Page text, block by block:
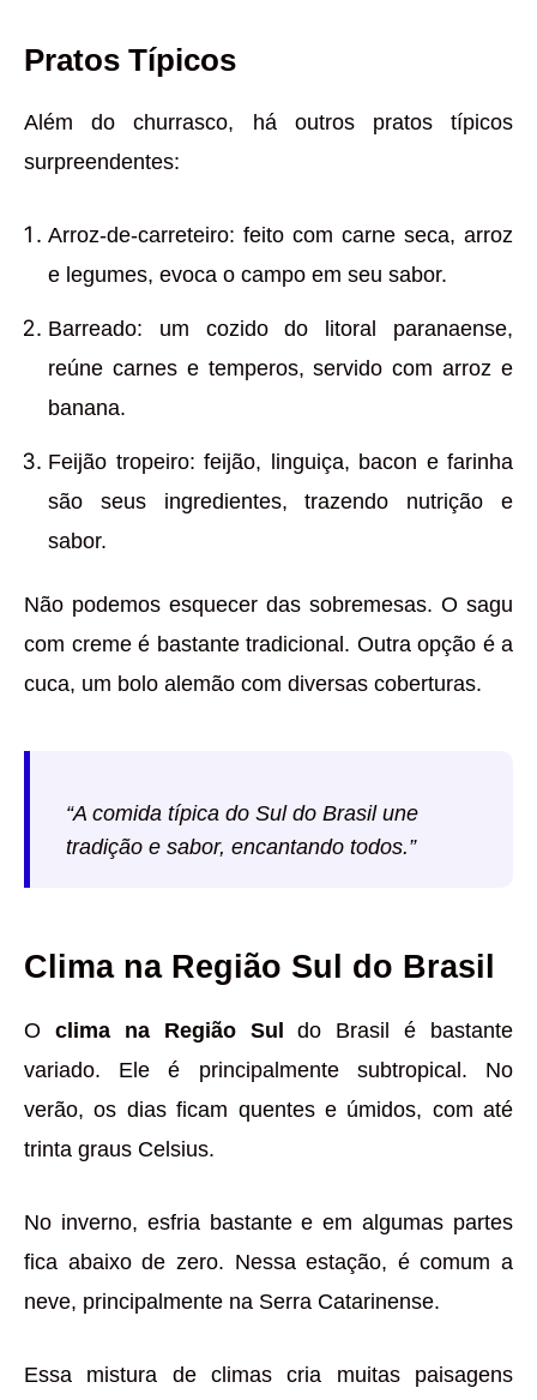
Pratos Típicos
Além do churrasco, há outros pratos típicos
surpreendentes:
Arroz-de-carreteiro: feito com carne seca, arroz
e legumes, evoca o campo em seu sabor.
Barreado: um cozido do litoral paranaense,
reúne carnes e temperos, servido com arroz e
banana.
Feijão tropeiro: feijão, linguiça, bacon e farinha
são seus ingredientes, trazendo nutrição e
sabor.
Não podemos esquecer das sobremesas. O sagu
com creme é bastante tradicional. Outra opção é a
cuca, um bolo alemão com diversas coberturas.
“A comida típica do Sul do Brasil une
tradição e sabor, encantando todos.”
Clima na Região Sul do Brasil
O clima na Região Sul do Brasil é bastante
variado. Ele é principalmente subtropical. No
verão, os dias ficam quentes e úmidos, com até
trinta graus Celsius.
No inverno, esfria bastante e em algumas partes
fica abaixo de zero. Nessa estação, é comum a
neve, principalmente na Serra Catarinense.
Essa mistura de climas cria muitas paisagens